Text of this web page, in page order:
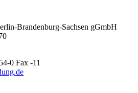
Brandenburg-Sachsen gGmbH
0 Fax -11